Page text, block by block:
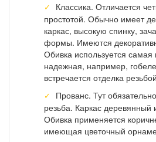
Классика. Отличается
простотой. Обычно имеет
каркас, высокую спинку,
формы. Имеются
Обивка используется самая
надежная, например,
встречается отделка
Прованс. Тут
резьба. Каркас деревянный
Обивка применяется
имеющая цветочный